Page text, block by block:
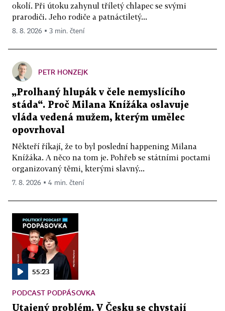
okolí. Při útoku zahynul tříletý chlapec se svými
prarodiči. Jeho rodiče a patnáctiletý...
8. 8. 2026 ▪ 3 min. čtení
PETR HONZEJK
„Prolhaný hlupák v čele nemyslícího
stáda“. Proč Milana Knížáka oslavuje
vláda vedená mužem, kterým umělec
opovrhoval
Někteří říkají, že to byl poslední happening Milana
Knížáka. A něco na tom je. Pohřeb se státními poctami
organizovaný těmi, kterými slavný...
7. 8. 2026 ▪ 4 min. čtení
55:23
PODCAST PODPÁSOVKA
Utajený problém. V Česku se chystají